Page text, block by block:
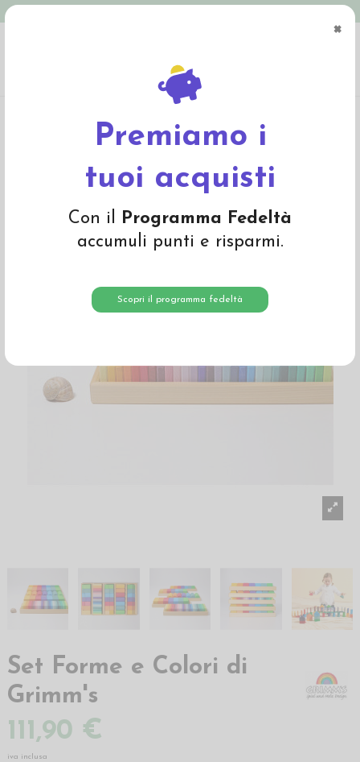
×
Premiamo i
tuoi acquisti
Con il Programma Fedeltà
accumuli punti e risparmi.
Scopri il programma fedeltà
Set Forme e Colori di
Grimm's
111,90 €
iva inclusa